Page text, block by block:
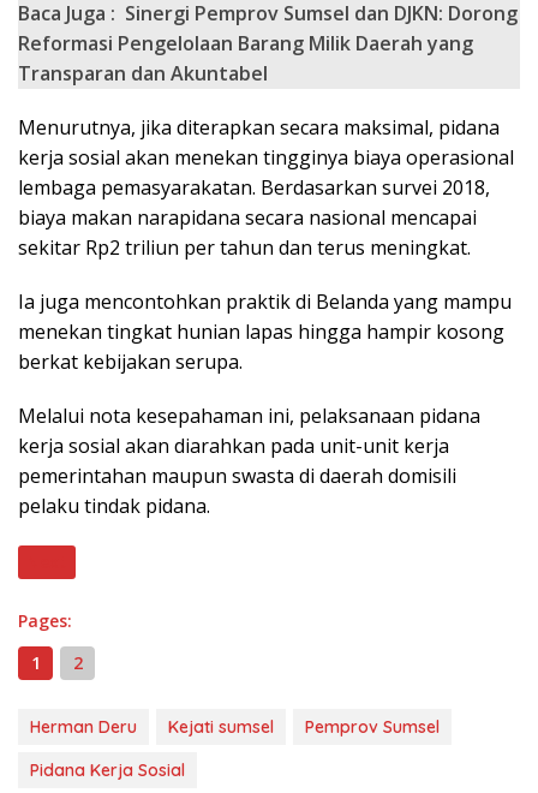
Baca Juga : Sinergi Pemprov Sumsel dan DJKN: Dorong
Reformasi Pengelolaan Barang Milik Daerah yang
Transparan dan Akuntabel
Menurutnya, jika diterapkan secara maksimal, pidana
kerja sosial akan menekan tingginya biaya operasional
lembaga pemasyarakatan. Berdasarkan survei 2018,
biaya makan narapidana secara nasional mencapai
sekitar Rp2 triliun per tahun dan terus meningkat.
Ia juga mencontohkan praktik di Belanda yang mampu
menekan tingkat hunian lapas hingga hampir kosong
berkat kebijakan serupa.
Melalui nota kesepahaman ini, pelaksanaan pidana
kerja sosial akan diarahkan pada unit-unit kerja
pemerintahan maupun swasta di daerah domisili
pelaku tindak pidana.
Pages:
1
2
Herman Deru Kejati sumsel
Pemprov Sumsel
Pidana Kerja Sosial